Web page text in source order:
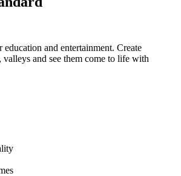
and entertainment. Create
valleys and see them come to life with